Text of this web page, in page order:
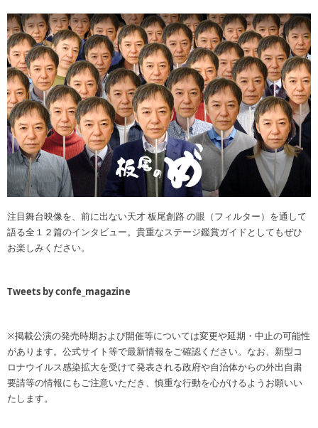
注目舞台映像を、前に出ない天才 板尾創路 の眼（フィルター）を通して
語る全１２篇のインタビュー。貴重なステージ鑑賞ガイドとしてもぜひ
お楽しみください。
Tweets by confe_magazine
※掲載公演の発売時期および開催等については変更や延期・中止の可能性
があります。公式サイト等で最新情報をご確認ください。なお、新型コ
ロナウイルス感染拡大を受けて発表される政府や自治体からの外出自粛
要請等の情報にもご注意いただき、慎重な行動を心がけるようお願いい
たします。